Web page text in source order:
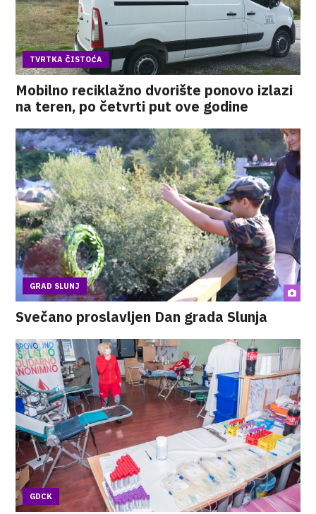
TVRTKA ČISTOĆA
Mobilno reciklažno dvorište ponovo izlazi
na teren, po četvrti put ove godine
GRAD SLUNJ
Svečano proslavljen Dan grada Slunja
GDCK